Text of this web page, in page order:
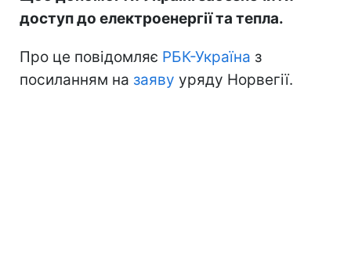
доступ до електроенергії та тепла.
Про це повідомляє РБК-Україна з
посиланням на заяву уряду Норвегії.